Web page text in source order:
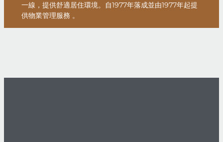
一線，提供舒適居住環境。自1977年落成並由1977年起提
供物業管理服務 。